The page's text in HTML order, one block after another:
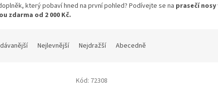
který pobaví hned na první pohled? Podívejte se na prasečí nosy
zdarma od 2 000 Kč.
Nejlevnější Nejdražší Abecedně
Kód: 72308